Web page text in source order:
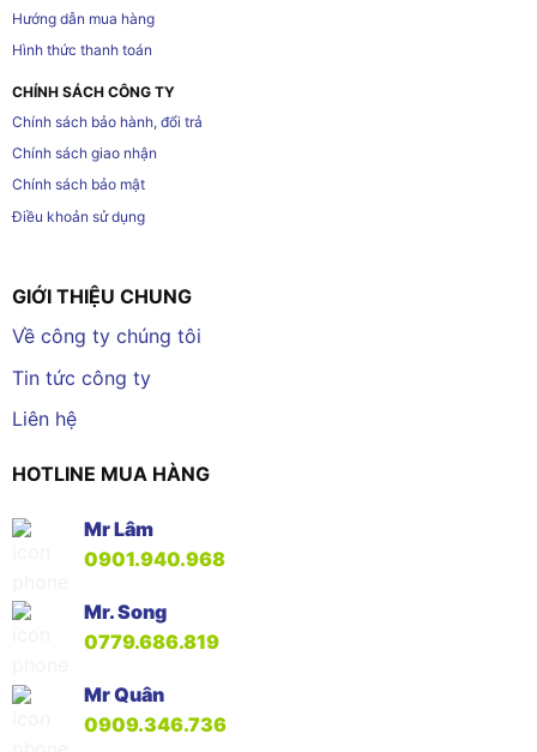
Hướng dẫn mua hàng
Hình thức thanh toán
CHÍNH SÁCH CÔNG TY
Chính sách bảo hành, đổi trả
Chính sách giao nhận
Chính sách bảo mật
Điều khoản sử dụng
GIỚI THIỆU CHUNG
Về công ty chúng tôi
Tin tức công ty
Liên hệ
HOTLINE MUA HÀNG
Mr Lâm
0901.940.968
Mr. Song
0779.686.819
Mr Quân
0909.346.736